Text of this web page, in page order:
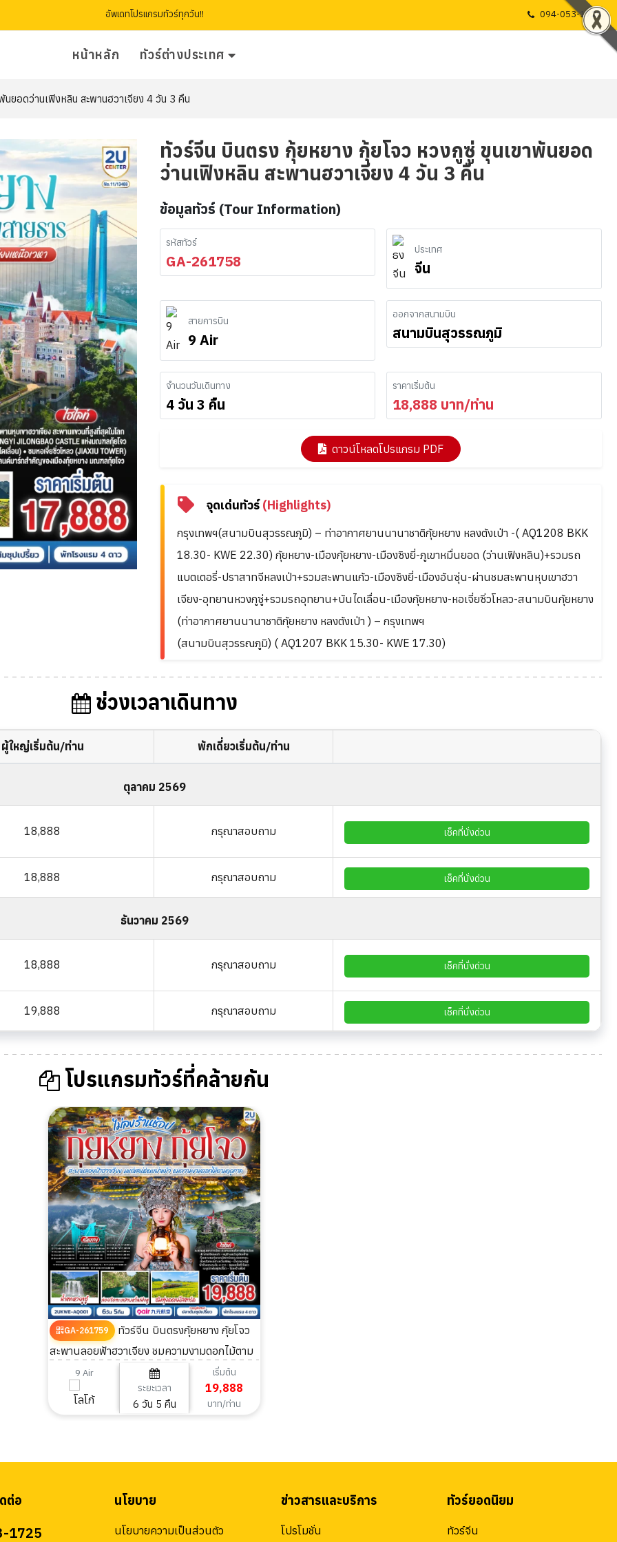
อัพเดทโปรแกรมทัวร์ทุกวัน!! 094-053-1725
หน้าหลัก ทัวร์ต่างประเทศ
ยอดว่านเฟิงหลิน สะพานฮวาเจียง 4 วัน 3 คืน
ทัวร์จีน บินตรง กุ้ยหยาง กุ้ยโจว หวงกูซู่ ขุนเขาพันยอด
ว่านเฟิงหลิน สะพานฮวาเจียง 4 วัน 3 คืน
ข้อมูลทัวร์ (Tour Information)
รหัสทัวร์
GA-261758
ประเทศ
จีน
สายการบิน
9 Air
ออกจากสนามบิน
สนามบินสุวรรณภูมิ
จำนวนวันเดินทาง
4 วัน 3 คืน
ราคาเริ่มต้น
18,888 บาท/ท่าน
ดาวน์โหลดโปรแกรม PDF
จุดเด่นทัวร์(Highlights)
กรุงเทพฯ(สนามบินสุวรรณภูมิ) – ท่าอากาศยานนานาชาติกุ้ยหยาง หลงต้งเป่า -( AQ1208 BKK
18.30- KWE 22.30) กุ้ยหยาง-เมืองกุ้ยหยาง-เมืองซิงยี่-ภูเขาหมื่นยอด (ว่านเฟิงหลิน)+รวมรถ
แบตเตอรี่-ปราสาทจีหลงเป่า+รวมสะพานแก้ว-เมืองซิงยี่-เมืองอันซุ่น-ผ่านชมสะพานหุบเขาฮวา
เจียง-อุทยานหวงกูซู่+รวมรถอุทยาน+บันไดเลื่อน-เมืองกุ้ยหยาง-หอเจี่ยซิ่วโหลว-สนามบินกุ้ยหยาง
(ท่าอากาศยานนานาชาติกุ้ยหยาง หลงต้งเป่า ) – กรุงเทพฯ
(สนามบินสุวรรณภูมิ) ( AQ1207 BKK 15.30- KWE 17.30)
ช่วงเวลาเดินทาง
ผู้ใหญ่เริ่มต้น/ท่าน พักเดี่ยวเริ่มต้น/ท่าน
ตุลาคม 2569
18,888 กรุณาสอบถาม เช็คที่นั่งด่วน
18,888 กรุณาสอบถาม เช็คที่นั่งด่วน
ธันวาคม 2569
18,888 กรุณาสอบถาม เช็คที่นั่งด่วน
19,888 กรุณาสอบถาม เช็คที่นั่งด่วน
โปรแกรมทัวร์ที่คล้ายกัน
GA-261759
ทัวร์จีน บินตรงกุ้ยหยาง กุ้ยโจว
สะพานลอยฟ้าฮวาเจียง ชมความงามดอกไม้ตาม
ฤดูกาล 6 วัน 5 คืน
9 Air
ระยะเวลา
6 วัน 5 คืน
เริ่มต้น
19,888
บาท/ท่าน
ต่อ
1725
นโยบาย
นโยบายความเป็นส่วนตัว
ข่าวสารและบริการ
โปรโมชั่น
ทัวร์ยอดนิยม
ทัวร์จีน